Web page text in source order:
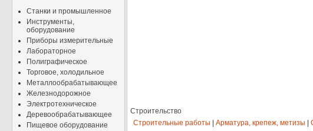
Станки и промышленное
Инструменты,
оборудование
Приборы измерительные
Лабораторное
Полиграфическое
Торговое, холодильное
Металлообрабатывающее
Железнодорожное
Электротехническое
Деревообрабатывающее
Пищевое оборудование
Строительство
Строительные работы
Арматура, крепеж, метизы